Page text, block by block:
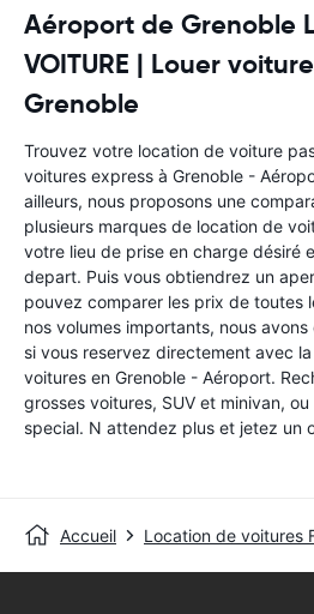
Aéroport de Grenoble
VOITURE | Louer
Grenoble
Trouvez votre location de voiture
voitures express à Grenoble -
ailleurs, nous proposons une
plusieurs marques de location de
votre lieu de prise en charge désiré
depart. Puis vous obtiendrez un
pouvez comparer les prix de toutes
nos volumes importants, nous
si vous reservez directement avec
voitures en Grenoble - Aéroport.
grosses voitures, SUV et minivan,
special. N attendez plus et jetez un
Accueil Location de voitures